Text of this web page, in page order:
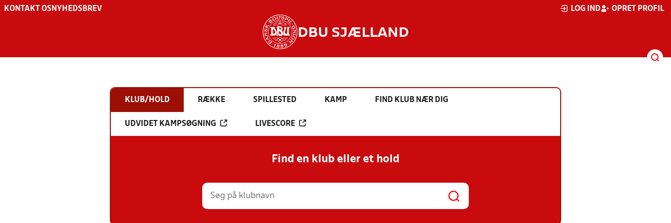
KONTAKT OS NYHEDSBREV LOG IND OPRET PROFIL
DBU SJÆLLAND
KLUB/HOLD RÆKKE SPILLESTED KAMP FIND KLUB NÆR DIG
UDVIDET KAMPSØGNING LIVESCORE
Find en klub eller et hold